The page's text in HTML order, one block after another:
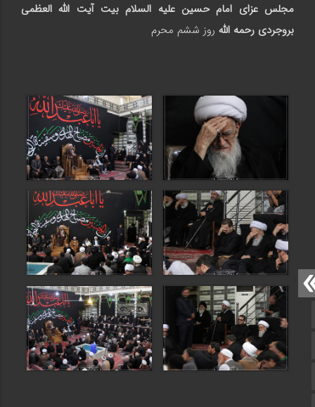
صفحه نخست
تماس با ما
مجلس عزای امام حسین علیه السلام بیت آيت الله العظمی
بروجردی رحمه الله روز ششم محرم